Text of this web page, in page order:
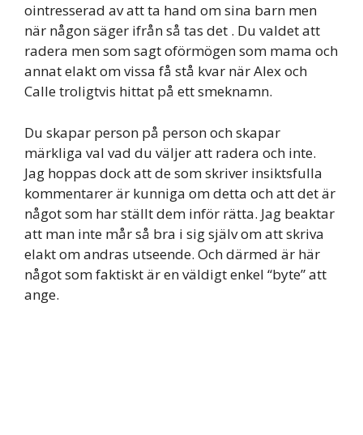
ointresserad av att ta hand om sina barn men
när någon säger ifrån så tas det . Du valdet att
radera men som sagt oförmögen som mama och
annat elakt om vissa få stå kvar när Alex och
Calle troligtvis hittat på ett smeknamn.
Du skapar person på person och skapar
märkliga val vad du väljer att radera och inte.
Jag hoppas dock att de som skriver insiktsfulla
kommentarer är kunniga om detta och att det är
något som har ställt dem inför rätta. Jag beaktar
att man inte mår så bra i sig själv om att skriva
elakt om andras utseende. Och därmed är här
något som faktiskt är en väldigt enkel “byte” att
ange.